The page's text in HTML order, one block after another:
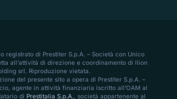
registrato di Prestiter S.p.A. – Società con Unico
all’attività di direzione e coordinamento di Ilion
srl. Riproduzione vietata.
del presente sito a opera di Prestiter S.p.A. –
agente in attività finanziaria iscritto all’OAM al
diPrestitalia S.p.A., società appartenente al